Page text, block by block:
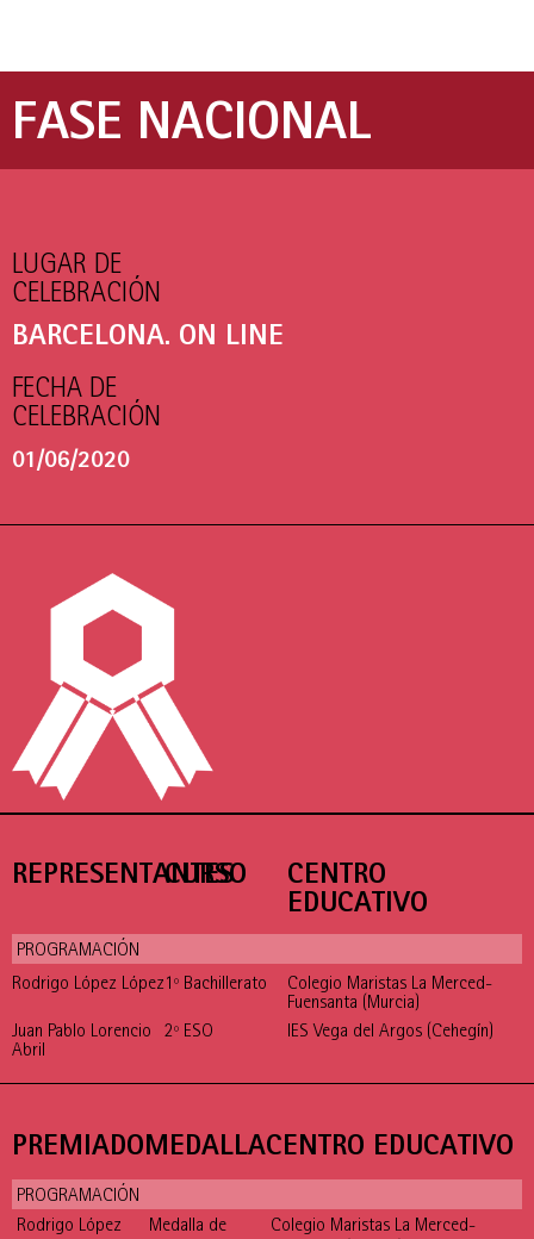
FASE NACIONAL
LUGAR DE
CELEBRACIÓN
BARCELONA. ON LINE
FECHA DE
CELEBRACIÓN
01/06/2020
REPRESENTANTES
CURSO
CENTRO
EDUCATIVO
PROGRAMACIÓN
Rodrigo López López1º Bachillerato
Colegio Maristas La Merced-
Fuensanta (Murcia)
Juan Pablo Lorencio
Abril
2º ESO IES Vega del Argos (Cehegín)
PREMIADOMEDALLACENTRO EDUCATIVO
PROGRAMACIÓN
Rodrigo López
Medalla de
Colegio Maristas La Merced-